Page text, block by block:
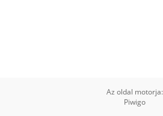
Az oldal motorja:
Piwigo